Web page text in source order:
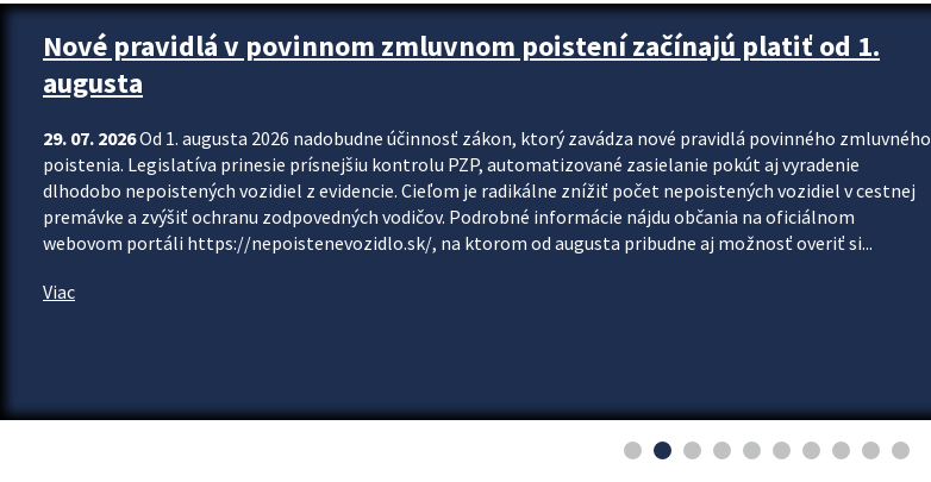
Zastavit automatický posun upútavok
Nové pravidlá v povinnom zmluvnom poistení začínajú platiť od 1.
augusta
29. 07. 2026Od 1. augusta 2026 nadobudne účinnosť zákon, ktorý zavádza nové pravidlá povinného zmluvného
poistenia. Legislatíva prinesie prísnejšiu kontrolu PZP, automatizované zasielanie pokút aj vyradenie
dlhodobo nepoistených vozidiel z evidencie. Cieľom je radikálne znížiť počet nepoistených vozidiel v cestnej
premávke a zvýšiť ochranu zodpovedných vodičov. Podrobné informácie nájdu občania na oficiálnom
webovom portáli https://nepoistenevozidlo.sk/, na ktorom od augusta pribudne aj možnosť overiť si...
Viac